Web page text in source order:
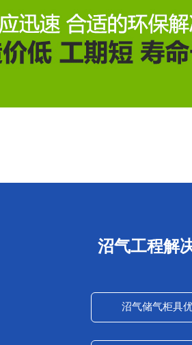
沼气工程解
沼气储气柜具